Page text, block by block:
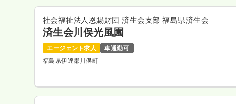
社会福祉法人恩賜財団 済生会支部 福島県済生会
済生会川俣光風園
エージェント求人
車通勤可
福島県伊達郡川俣町